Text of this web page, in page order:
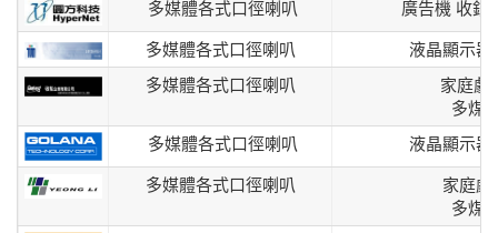
多媒體各式口徑喇叭
廣告機 收銀
多媒體各式口徑喇叭
液晶顯示器
多媒體各式口徑喇叭
家庭劇
多煤
多媒體各式口徑喇叭
液晶顯示器
多媒體各式口徑喇叭
家庭劇
多煤